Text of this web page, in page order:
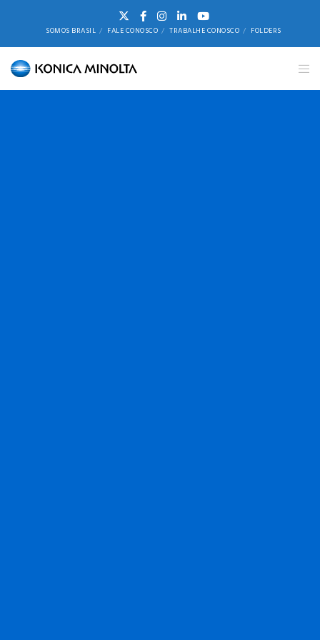
SOMOS BRASIL FALE CONOSCO TRABALHE CONOSCO FOLDERS